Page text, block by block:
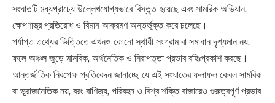
সংঘাতটি মধ্যপ্রাচ্যে উল্লেখযোগ্যভাবে বিস্তৃত হয়েছে এবং সামরিক অভিযান,
ক্ষেপণাস্ত্র প্রতিরোধ ও বিমান আক্রমণ অন্তর্ভুক্ত করে চলেছে।
পর্যাপ্ত তথ্যের ভিত্তিতে এখনও কোনো স্থায়ী সংগ্রাম বা সমাধান দৃশ্যমান নয়,
ফলে অঞ্চল জুড়ে মানবিক, অর্থনৈতিক ও নিরাপত্তা প্রভাব বহিঃপ্রকাশ করছে।
আন্তর্জাতিক নিরপেক্ষ প্রতিবেদন জানাচ্ছে যে এই সংঘাতের ফলাফল কেবল সামরিক
বা ভূরাজনৈতিক নয়, বরং বাণিজ্য, পরিবহন ও বিশ্ব শক্তি বাজারেও গুরুত্বপূর্ণ প্রভাব